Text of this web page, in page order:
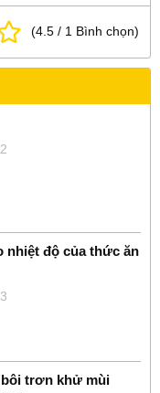
(4.5 / 1 Bình chọn)
nhiệt độ của thức ăn
bôi trơn khử mùi